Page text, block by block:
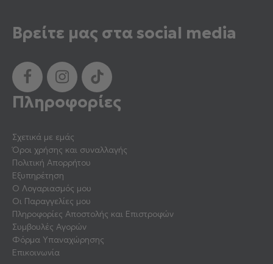
Βρείτε μας στα social media
Πληροφορίες
Σχετικά με εμάς
Όροι χρήσης και συναλλαγής
Πολιτική Απορρήτου
Εξυπηρέτηση
Ο Λογαριασμός μου
Οι Παραγγελίες μου
Πληροφορίες Αποστολής και Επιστροφών
Συμβουλές Αγορών
Φόρμα Υπαναχώρησης
Επικοινωνία